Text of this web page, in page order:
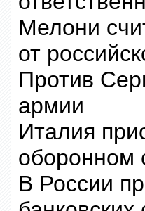
Мелони
от
Против
армии
Италия
оборонном
В России